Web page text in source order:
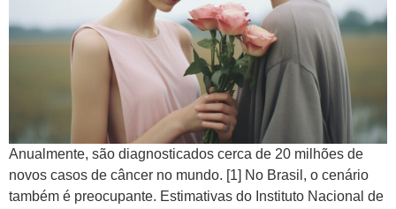
Anualmente, são diagnosticados cerca de 20 milhões de
novos casos de câncer no mundo. [1] No Brasil, o cenário
também é preocupante. Estimativas do Instituto Nacional de